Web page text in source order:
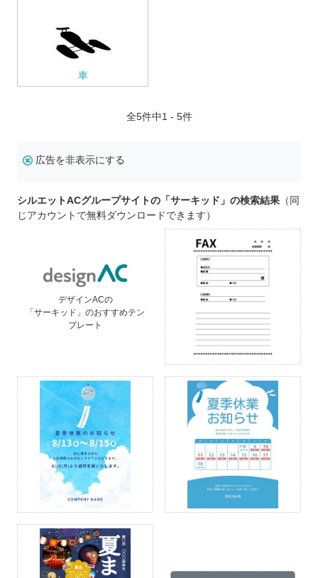
車
全5件中1 - 5件
広告を非表示にする
シルエットACグループサイトの「サーキッド」の検索結果 （同
じアカウントで無料ダウンロードできます）
デザインACの
「サーキッド」のおすすめテン
プレート